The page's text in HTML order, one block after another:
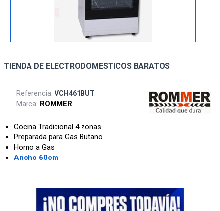
TIENDA DE ELECTRODOMESTICOS BARATOS
Referencia:VCH461BUT
Marca: ROMMER
Cocina Tradicional 4 zonas
Preparada para Gas Butano
Horno a Gas
Ancho 60cm